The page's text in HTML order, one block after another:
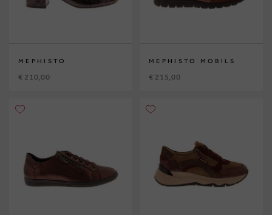
MEPHISTO
€ 210,00
MEPHISTO MOBILS
€ 215,00